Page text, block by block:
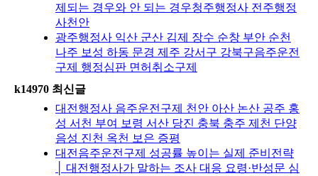
제되는 경우와 안 되는 경우청주행정사 전주행정
사천안
광주행정사 익산 군산 김제 장수 순창 부안 순천
나주 보성 하동 문경 제주 강서구 강북구음주운전
구제 행정심판 면허취소구제
k14970 최신글
대전행정사 음주운전구제 천안 아산 논산 공주 홍
성 서천 부여 보령 서산 당진 충북 충주 제천 단양
음성 진천 옥천 보은 증평
대전음주운전구제 성공률 높이는 실제 준비전략
│ 대전행정사가 말하는 조사 대응 요령·반성문 심